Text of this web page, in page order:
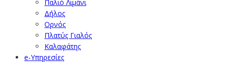
Παλιό Λιμάνι
Δήλος
Ορνός
Πλατύς Γιαλός
Καλαφάτης
e-Υπηρεσίες